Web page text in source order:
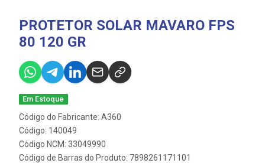
PROTETOR SOLAR MAVARO FPS
80 120 GR
Em Estoque
Código do Fabricante: A360
Código: 140049
Código NCM: 33049990
Código de Barras do Produto: 7898261171101